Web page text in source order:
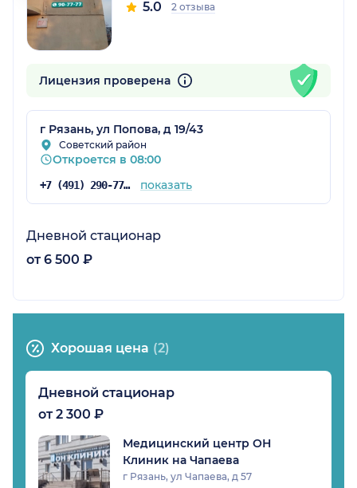
5.0 2 отзыва
Лицензия проверена
г Рязань, ул Попова, д 19/43
Советский район
Откроется в 08:00
+7 (491) 290-77-77 показать
Дневной стационар
от 6 500 ₽
Хорошая цена (2)
Дневной стационар
от 2 300 ₽
Медицинский центр ОН
Клиник на Чапаева
г Рязань, ул Чапаева, д 57